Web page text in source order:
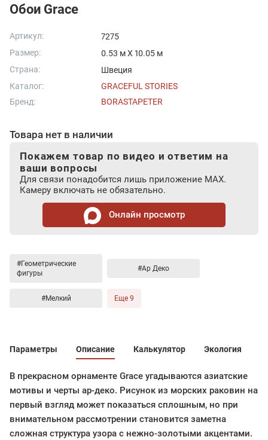
Обои Grace
Артикул:
7275
Размер:
0.53 м X 10.05 м
Страна:
Швеция
Каталог:
GRACEFUL STORIES
Бренд:
BORASTAPETER
Товара нет в наличии
Покажем товар по видео и ответим на
ваши вопросы
Для связи понадобится лишь приложение MAX.
Камеру включать не обязательно.
Онлайн просмотр
#Геометрические
фигуры
#Ар Деко
#Мелкий Еще 9
Параметры Описание Калькулятор Экология
В прекрасном орнаменте Grace угадываются азиатские
мотивы и черты ар-деко. Рисунок из морских раковин на
первый взгляд может показаться сплошным, но при
внимательном рассмотрении становится заметна
сложная структура узора с нежно-золотыми акцентами.